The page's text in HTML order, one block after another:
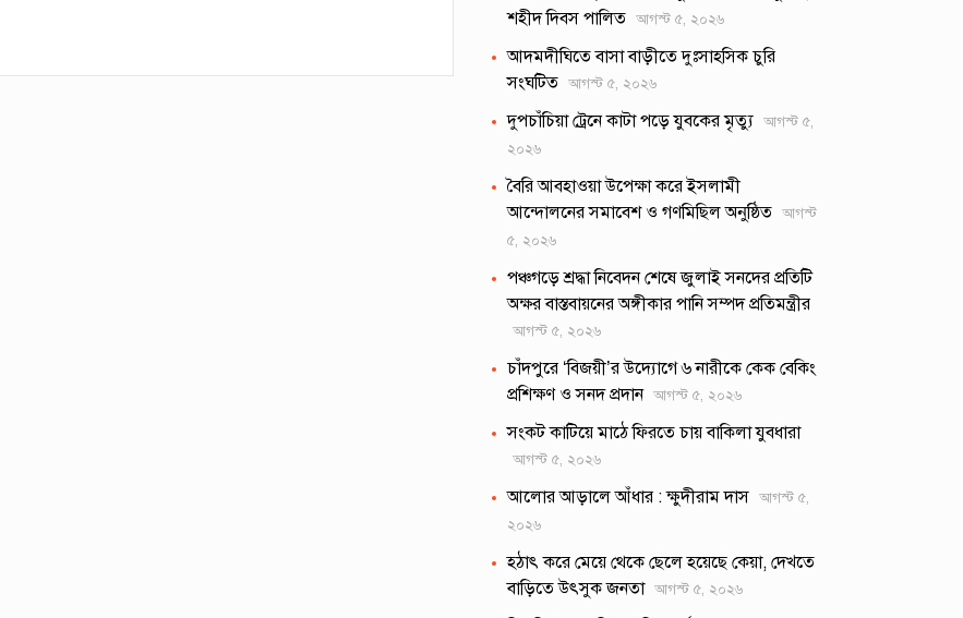
শহীদ দিবস পালিত আগস্ট ৫, ২০২৬
আদমদীঘিতে বাসা বাড়ীতে দুঃসাহসিক চুরি
সংঘটিত আগস্ট ৫, ২০২৬
দুপচাঁচিয়া ট্রেনে কাটা পড়ে যুবকের মৃত্যু আগস্ট ৫,
২০২৬
বৈরি আবহাওয়া উপেক্ষা করে ইসলামী
আন্দোলনের সমাবেশ ও গণমিছিল অনুষ্ঠিত আগস্ট
৫, ২০২৬
পঞ্চগড়ে শ্রদ্ধা নিবেদন শেষে জুলাই সনদের প্রতিটি
অক্ষর বাস্তবায়নের অঙ্গীকার পানি সম্পদ প্রতিমন্ত্রীর
আগস্ট ৫, ২০২৬
চাঁদপুরে ‘বিজয়ী’র উদ্যোগে ৬ নারীকে কেক বেকিং
প্রশিক্ষণ ও সনদ প্রদান আগস্ট ৫, ২০২৬
সংকট কাটিয়ে মাঠে ফিরতে চায় বাকিলা যুবধারা
আগস্ট ৫, ২০২৬
আলোর আড়ালে আঁধার : ক্ষুদীরাম দাস আগস্ট ৫,
২০২৬
হঠাৎ করে মেয়ে থেকে ছেলে হয়েছে কেয়া, দেখতে
বাড়িতে উৎসুক জনতা আগস্ট ৫, ২০২৬